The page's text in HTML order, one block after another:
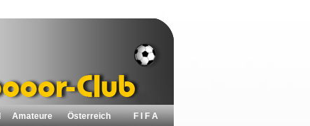
Amateure Österreich F I F A